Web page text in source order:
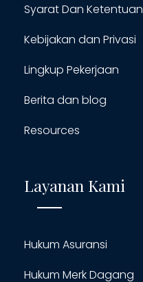
Syarat Dan Ketentuan
Kebijakan dan Privasi
Lingkup Pekerjaan
Berita dan blog
Resources
Layanan Kami
Hukum Asuransi
Hukum Merk Dagang